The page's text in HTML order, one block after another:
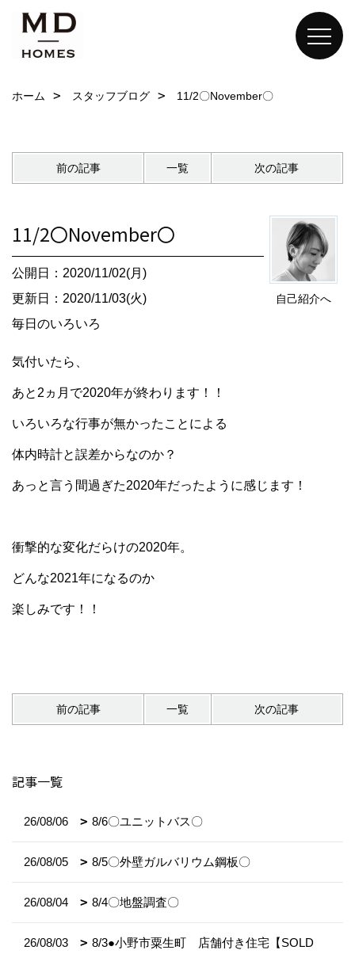
ホーム スタッフブログ 11/2〇November〇
前の記事 一覧 次の記事
自己紹介へ
11/2〇November〇
公開日：2020/11/02(月)
更新日：2020/11/03(火)
毎日のいろいろ
気付いたら、
あと2ヵ月で2020年が終わります！！
いろいろな行事が無かったことによる
体内時計と誤差からなのか？
あっと言う間過ぎた2020年だったように感じます！
衝撃的な変化だらけの2020年。
どんな2021年になるのか
楽しみです！！
前の記事 一覧 次の記事
記事一覧
26/08/06 8/6〇ユニットバス〇
26/08/05 8/5〇外壁ガルバリウム鋼板〇
26/08/04 8/4〇地盤調査〇
26/08/03
8/3●小野市粟生町 店舗付き住宅【SOLD